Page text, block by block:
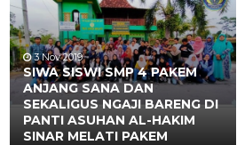
3 Nov 2019
SIWA SISWI SMP 4 PAKEM
ANJANG SANA DAN
SEKALIGUS NGAJI BARENG DI
PANTI ASUHAN AL-HAKIM
SINAR MELATI PAKEM